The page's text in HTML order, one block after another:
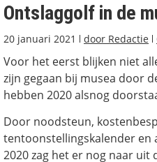
Ontslaggolf in de
20 januari 2021 door Redactie
Voor het eerst blijken niet
zijn gegaan bij musea door
hebben 2020 alsnog
Door noodsteun,
tentoonstellingskalender en
2020 zag het er nog naar uit